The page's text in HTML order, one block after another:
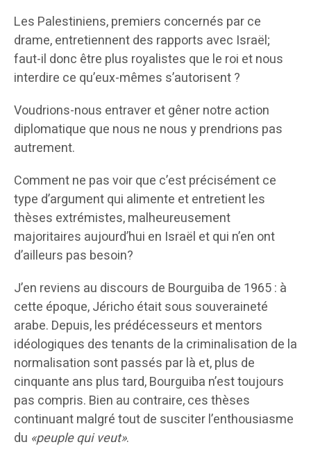
Les Palestiniens, premiers concernés par ce
drame, entretiennent des rapports avec Israël;
faut-il donc être plus royalistes que le roi et nous
interdire ce qu’eux-mêmes s’autorisent ?
Voudrions-nous entraver et gêner notre action
diplomatique que nous ne nous y prendrions pas
autrement.
Comment ne pas voir que c’est précisément ce
type d’argument qui alimente et entretient les
thèses extrémistes, malheureusement
majoritaires aujourd’hui en Israël et qui n’en ont
d’ailleurs pas besoin?
J’en reviens au discours de Bourguiba de 1965 : à
cette époque, Jéricho était sous souveraineté
arabe. Depuis, les prédécesseurs et mentors
idéologiques des tenants de la criminalisation de la
normalisation sont passés par là et, plus de
cinquante ans plus tard, Bourguiba n’est toujours
pas compris. Bien au contraire, ces thèses
continuant malgré tout de susciter l’enthousiasme
du «peuple qui veut».